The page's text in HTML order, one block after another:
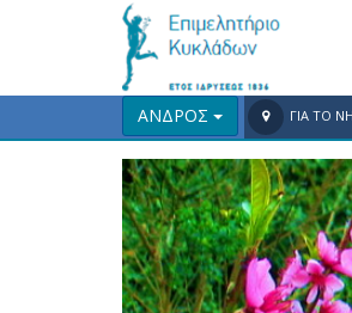
ΑΝΔΡΟΣ ΓΙΑ ΤΟ